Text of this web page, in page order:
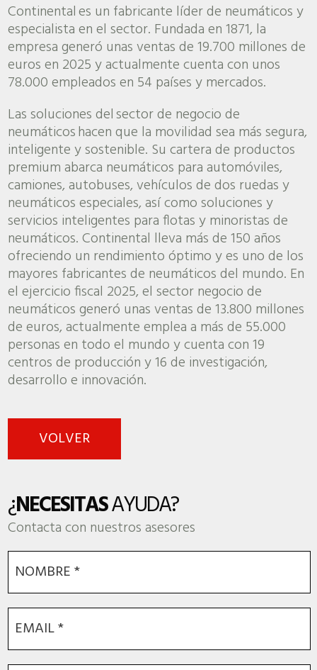
Continental es un fabricante líder de neumáticos y
especialista en el sector. Fundada en 1871, la
empresa generó unas ventas de 19.700 millones de
euros en 2025 y actualmente cuenta con unos
78.000 empleados en 54 países y mercados.
Las soluciones del sector de negocio de
neumáticos hacen que la movilidad sea más segura,
inteligente y sostenible. Su cartera de productos
premium abarca neumáticos para automóviles,
camiones, autobuses, vehículos de dos ruedas y
neumáticos especiales, así como soluciones y
servicios inteligentes para flotas y minoristas de
neumáticos. Continental lleva más de 150 años
ofreciendo un rendimiento óptimo y es uno de los
mayores fabricantes de neumáticos del mundo. En
el ejercicio fiscal 2025, el sector negocio de
neumáticos generó unas ventas de 13.800 millones
de euros, actualmente emplea a más de 55.000
personas en todo el mundo y cuenta con 19
centros de producción y 16 de investigación,
desarrollo e innovación.
VOLVER
¿NECESITASAYUDA?
Contacta con nuestros asesores